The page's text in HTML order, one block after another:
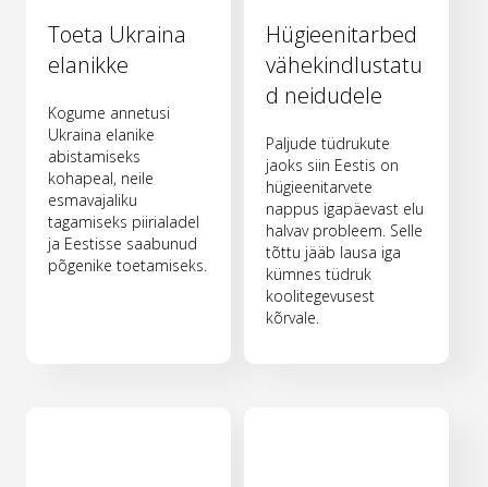
Toeta Ukraina
elanikke
Kogume annetusi
Ukraina elanike
abistamiseks
kohapeal, neile
esmavajaliku
tagamiseks piirialadel
ja Eestisse saabunud
põgenike toetamiseks.
Hügieenitarbed
vähekindlustatu
d neidudele
Paljude tüdrukute
jaoks siin Eestis on
hügieenitarvete
nappus igapäevast elu
halvav probleem. Selle
tõttu jääb lausa iga
kümnes tüdruk
koolitegevusest
kõrvale.